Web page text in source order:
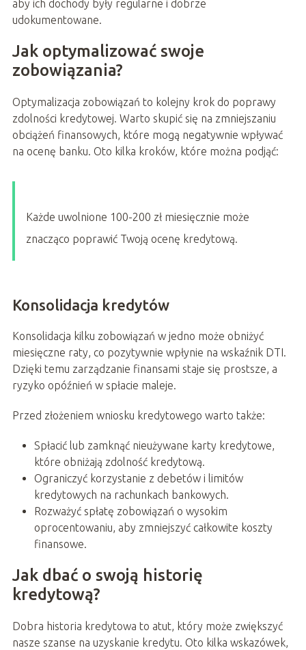
aby ich dochody były regularne i dobrze
udokumentowane.
Jak optymalizować swoje
zobowiązania?
Optymalizacja zobowiązań to kolejny krok do poprawy
zdolności kredytowej. Warto skupić się na zmniejszaniu
obciążeń finansowych, które mogą negatywnie wpływać
na ocenę banku. Oto kilka kroków, które można podjąć:
Każde uwolnione 100-200 zł miesięcznie może
znacząco poprawić Twoją ocenę kredytową.
Konsolidacja kredytów
Konsolidacja kilku zobowiązań w jedno może obniżyć
miesięczne raty, co pozytywnie wpłynie na wskaźnik DTI.
Dzięki temu zarządzanie finansami staje się prostsze, a
ryzyko opóźnień w spłacie maleje.
Przed złożeniem wniosku kredytowego warto także:
Spłacić lub zamknąć nieużywane karty kredytowe,
które obniżają zdolność kredytową.
Ograniczyć korzystanie z debetów i limitów
kredytowych na rachunkach bankowych.
Rozważyć spłatę zobowiązań o wysokim
oprocentowaniu, aby zmniejszyć całkowite koszty
finansowe.
Jak dbać o swoją historię
kredytową?
Dobra historia kredytowa to atut, który może zwiększyć
nasze szanse na uzyskanie kredytu. Oto kilka wskazówek,